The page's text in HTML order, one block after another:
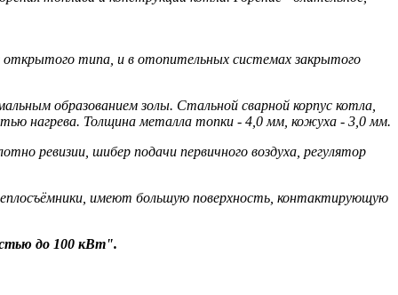
открытого типа, и в отопительных системах закрытого
образованием золы. Стальной сварной корпус котла,
нагрева. Толщина металла топки - 4,0 мм, кожуха - 3,0 мм.
ревизии, шибер подачи первичного воздуха, регулятор
имеют большую поверхность, контактирующую
до 100 кВт".